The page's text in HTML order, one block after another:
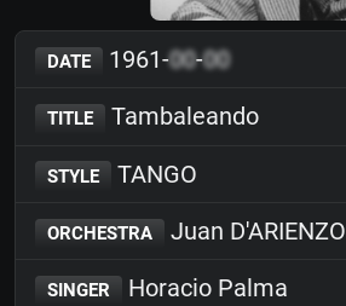
DATE 1961-00-00
TITLE Tambaleando
STYLE TANGO
ORCHESTRA Juan D'ARIENZO
SINGER Horacio Palma